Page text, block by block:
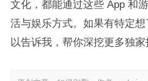
文化，都能通过这些 App 和
活与娱乐方式。如果有特定
以告诉我，帮你深挖更多独家